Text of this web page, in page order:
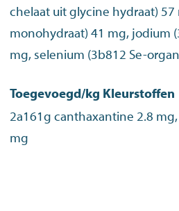
chelaat uit glycine hydraat) 57
monohydraat) 41 mg, jodium
mg, selenium (3b812 Se-
Toegevoegd/kg Kleurstoffen
2a161g canthaxantine 2.8
mg